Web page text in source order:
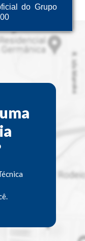
do Grupo